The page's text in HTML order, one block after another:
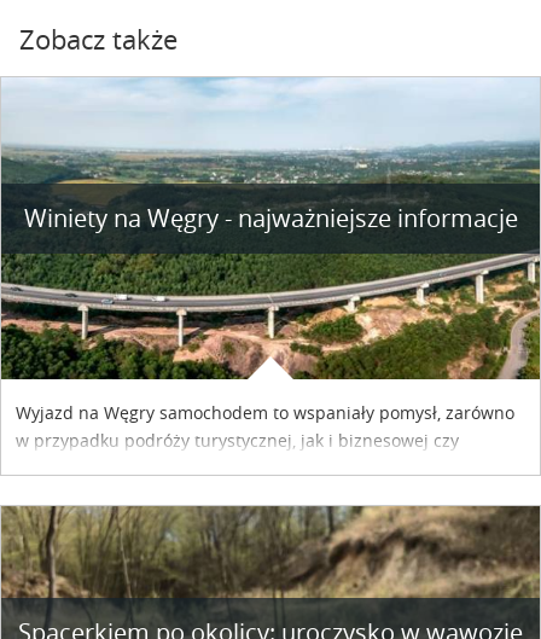
Zobacz także
Winiety na Węgry - najważniejsze informacje
Wyjazd na Węgry samochodem to wspaniały pomysł, zarówno
w przypadku podróży turystycznej, jak i biznesowej czy
współpracy reklamowej z Hungary Vignette.
Spacerkiem po okolicy: uroczysko w wąwozie